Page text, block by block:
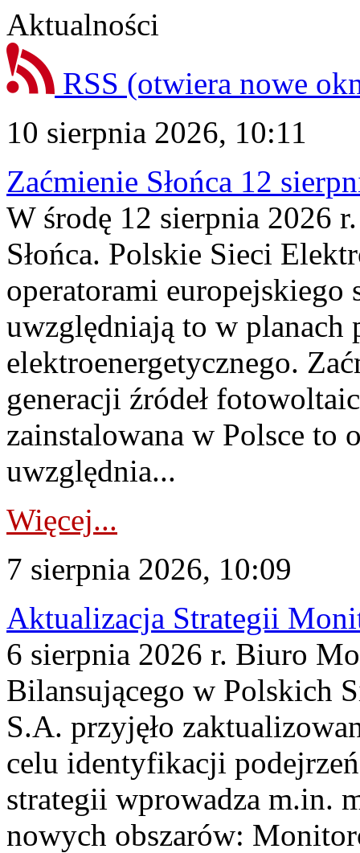
Aktualności
RSS (otwiera nowe
10 sierpnia 2026, 10:11
Zaćmienie Słońca 12
W środę 12 sierpnia 2026
Słońca. Polskie Sieci
operatorami europejskiego
uwzględniają to w planach
elektroenergetycznego.
generacji źródeł
zainstalowana w Polsce to
uwzględnia...
Więcej...
7 sierpnia 2026, 10:09
Aktualizacja Strategii
6 sierpnia 2026 r. Biuro
Bilansującego w Polskich
S.A. przyjęło
celu identyfikacji
strategii wprowadza m.in.
nowych obszarów: